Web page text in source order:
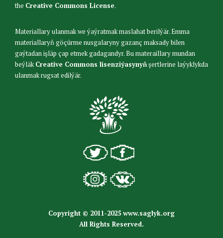
the Creative Commons License.
Materiallary ulanmak we ýaýratmak maslahat berilýär. Emma
materiallaryň göçürme nusgalaryny gazanç maksady bilen
gaýtadan işläp çap etmek gadagandyr. Bu materaillary mundan
beýläkCreative Commons lisenziýasynyňşertlerine laýyklykda
ulanmak rugsat edilýär.
Copyright © 2011-2025 www.saglyk.org
All Rights Reserved.